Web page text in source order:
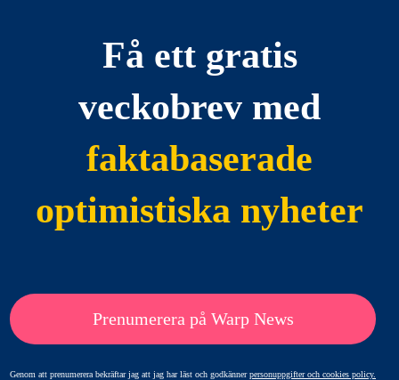
Få ett gratis
veckobrev med
faktabaserade
optimistiska nyheter
Prenumerera på Warp News
Genom att prenumerera bekräftar jag att jag har läst och godkännerpersonuppgifter och cookies policy.